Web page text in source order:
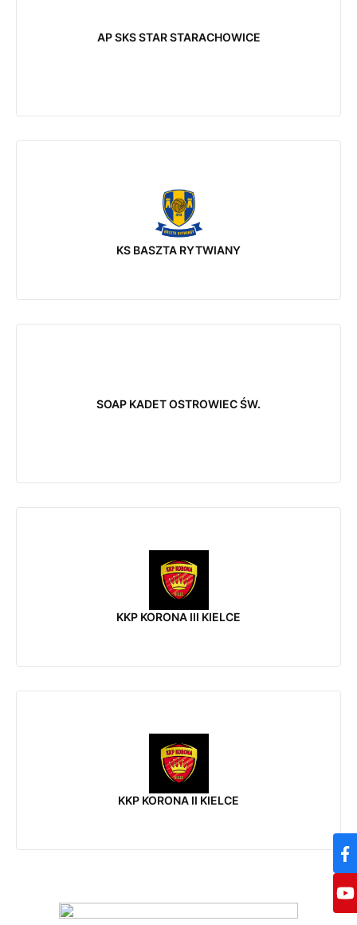
AP SKS STAR STARACHOWICE
KS BASZTA RYTWIANY
SOAP KADET OSTROWIEC ŚW.
KKP KORONA III KIELCE
KKP KORONA II KIELCE